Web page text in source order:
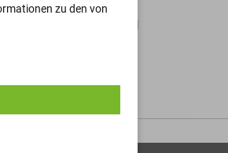
- B - M10x60
zu den von